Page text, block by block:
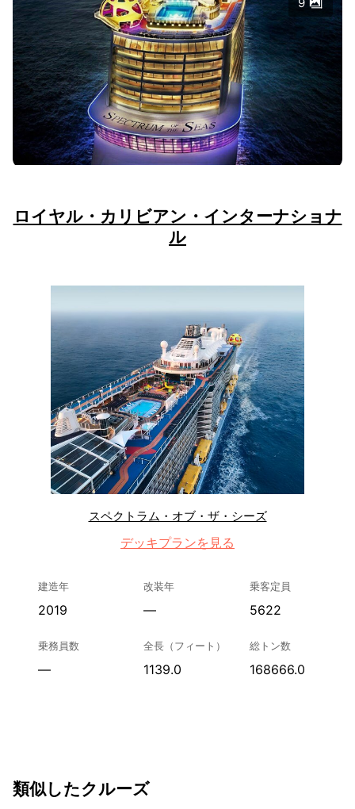
ロイヤル・カリビアン・インターナショナ
ル
スペクトラム・オブ・ザ・シーズ
デッキプランを見る
建造年
2019
改装年
—
乗客定員
5622
乗務員数
—
全長（フィート）
1139.0
総トン数
168666.0
類似したクルーズ